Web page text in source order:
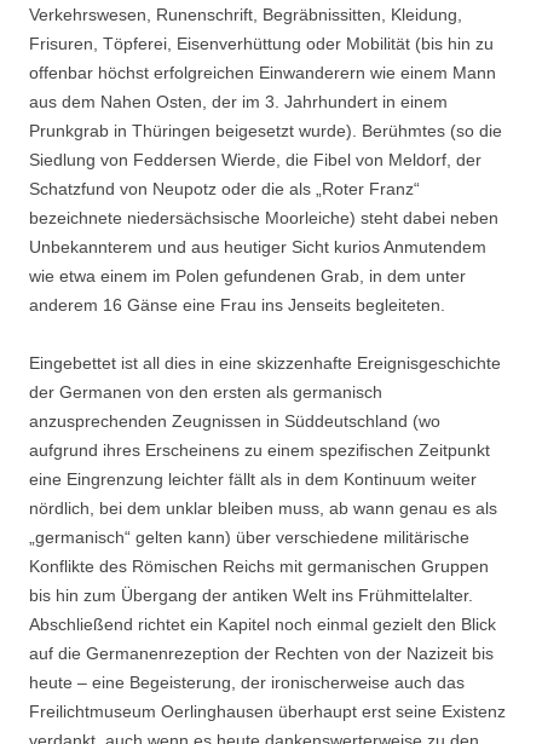
Verkehrswesen, Runenschrift, Begräbnissitten, Kleidung,
Frisuren, Töpferei, Eisenverhüttung oder Mobilität (bis hin zu
offenbar höchst erfolgreichen Einwanderern wie einem Mann
aus dem Nahen Osten, der im 3. Jahrhundert in einem
Prunkgrab in Thüringen beigesetzt wurde). Berühmtes (so die
Siedlung von Feddersen Wierde, die Fibel von Meldorf, der
Schatzfund von Neupotz oder die als „Roter Franz“
bezeichnete niedersächsische Moorleiche) steht dabei neben
Unbekannterem und aus heutiger Sicht kurios Anmutendem
wie etwa einem im Polen gefundenen Grab, in dem unter
anderem 16 Gänse eine Frau ins Jenseits begleiteten.
Eingebettet ist all dies in eine skizzenhafte Ereignisgeschichte
der Germanen von den ersten als germanisch
anzusprechenden Zeugnissen in Süddeutschland (wo
aufgrund ihres Erscheinens zu einem spezifischen Zeitpunkt
eine Eingrenzung leichter fällt als in dem Kontinuum weiter
nördlich, bei dem unklar bleiben muss, ab wann genau es als
„germanisch“ gelten kann) über verschiedene militärische
Konflikte des Römischen Reichs mit germanischen Gruppen
bis hin zum Übergang der antiken Welt ins Frühmittelalter.
Abschließend richtet ein Kapitel noch einmal gezielt den Blick
auf die Germanenrezeption der Rechten von der Nazizeit bis
heute – eine Begeisterung, der ironischerweise auch das
Freilichtmuseum Oerlinghausen überhaupt erst seine Existenz